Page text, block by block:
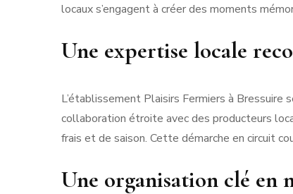
locaux s’engagent à créer des moments
Une expertise locale
L’établissement Plaisirs Fermiers à Bressuire
collaboration étroite avec des producteurs
frais et de saison. Cette démarche en circuit
Une organisation clé